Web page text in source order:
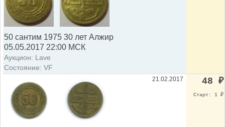
50 сантим 1975 30 лет Алжир
05.05.2017 22:00 МСК
Аукцион: Lave
Состояние: VF
21.02.2017 48 ₽
Старт: 1 ₽